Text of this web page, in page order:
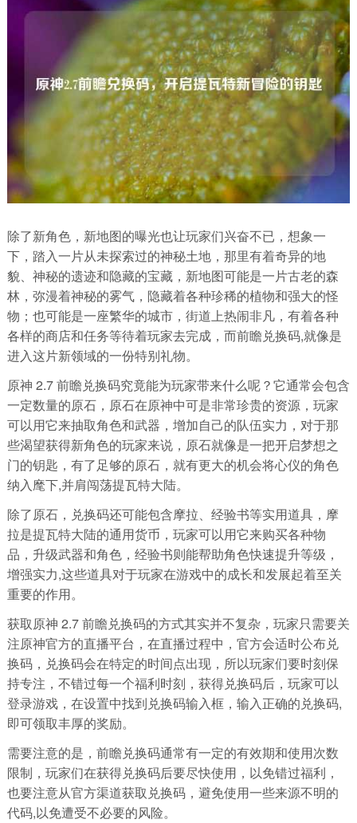
除了新角色，新地图的曝光也让玩家们兴奋不已，想象一
下，踏入一片从未探索过的神秘土地，那里有着奇异的地
貌、神秘的遗迹和隐藏的宝藏，新地图可能是一片古老的森
林，弥漫着神秘的雾气，隐藏着各种珍稀的植物和强大的怪
物；也可能是一座繁华的城市，街道上热闹非凡，有着各种
各样的商店和任务等待着玩家去完成，而前瞻兑换码,就像是
进入这片新领域的一份特别礼物。
原神 2.7 前瞻兑换码究竟能为玩家带来什么呢？它通常会包含
一定数量的原石，原石在原神中可是非常珍贵的资源，玩家
可以用它来抽取角色和武器，增加自己的队伍实力，对于那
些渴望获得新角色的玩家来说，原石就像是一把开启梦想之
门的钥匙，有了足够的原石，就有更大的机会将心仪的角色
纳入麾下,并肩闯荡提瓦特大陆。
除了原石，兑换码还可能包含摩拉、经验书等实用道具，摩
拉是提瓦特大陆的通用货币，玩家可以用它来购买各种物
品，升级武器和角色，经验书则能帮助角色快速提升等级，
增强实力,这些道具对于玩家在游戏中的成长和发展起着至关
重要的作用。
获取原神 2.7 前瞻兑换码的方式其实并不复杂，玩家只需要关
注原神官方的直播平台，在直播过程中，官方会适时公布兑
换码，兑换码会在特定的时间点出现，所以玩家们要时刻保
持专注，不错过每一个福利时刻，获得兑换码后，玩家可以
登录游戏，在设置中找到兑换码输入框，输入正确的兑换码,
即可领取丰厚的奖励。
需要注意的是，前瞻兑换码通常有一定的有效期和使用次数
限制，玩家们在获得兑换码后要尽快使用，以免错过福利，
也要注意从官方渠道获取兑换码，避免使用一些来源不明的
代码,以免遭受不必要的风险。